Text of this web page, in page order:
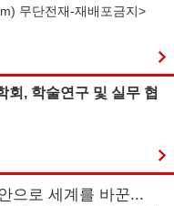
) 무단전재-재배포금지>
회, 학술연구 및 실무 협
으로 세계를 바꾼...